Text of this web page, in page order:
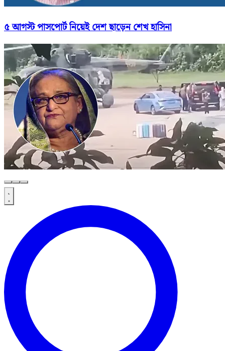
৫ আগস্ট পাসপোর্ট নিয়েই দেশ ছাড়েন শেখ হাসিনা